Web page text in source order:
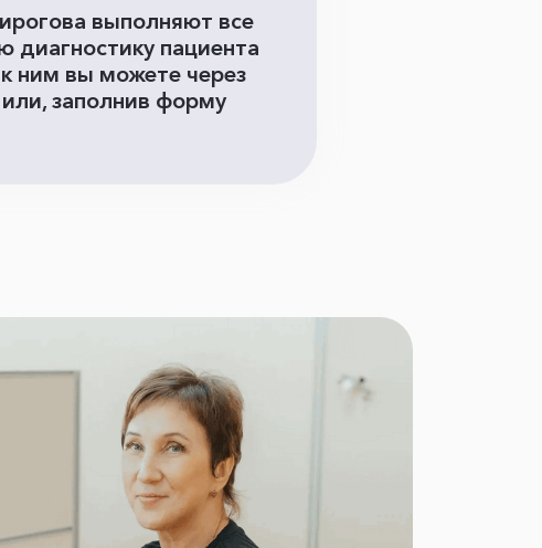
выполняют все
диагностику пациента
ним вы можете через
заполнив форму